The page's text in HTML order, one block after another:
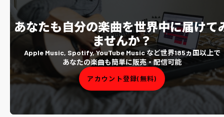
あなたも自分の楽曲を世界中に届けて
ませんか？
Apple Music, Spotify, YouTube Music など世界185ヵ国以上で
あなたの楽曲も簡単に販売・配信可能
アカウント登録(無料)